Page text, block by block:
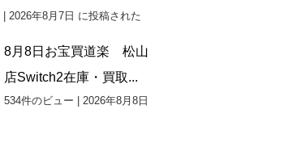
2026年8月7日 に投稿された
8月8日お宝買道楽 松山
店Switch2在庫・買取...
534件のビュー
2026年8月8日